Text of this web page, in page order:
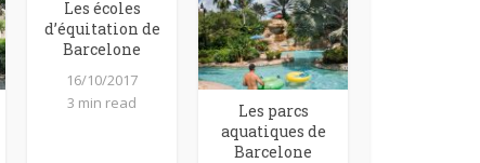
Les écoles
d’équitation de
Barcelone
16/10/2017
3 min read
Les parcs
aquatiques de
Barcelone